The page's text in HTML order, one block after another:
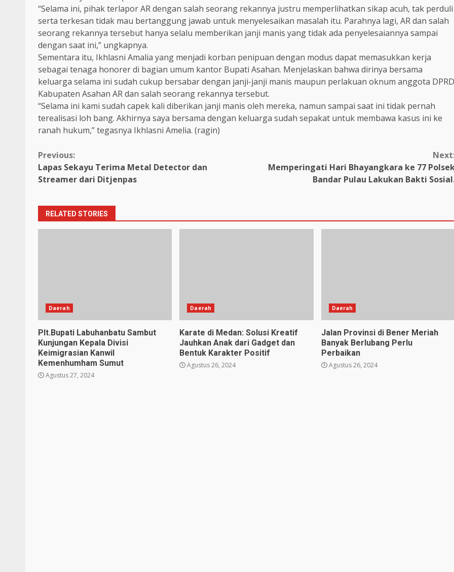
“Selama ini, pihak terlapor AR dengan salah seorang rekannya justru memperlihatkan sikap acuh, tak perduli
serta terkesan tidak mau bertanggung jawab untuk menyelesaikan masalah itu. Parahnya lagi, AR dan salah
seorang rekannya tersebut hanya selalu memberikan janji manis yang tidak ada penyelesaiannya sampai
dengan saat ini,” ungkapnya.
Sementara itu, Ikhlasni Amalia yang menjadi korban penipuan dengan modus dapat memasukkan kerja
sebagai tenaga honorer di bagian umum kantor Bupati Asahan. Menjelaskan bahwa dirinya bersama
keluarga selama ini sudah cukup bersabar dengan janji-janji manis maupun perlakuan oknum anggota DPRD
Kabupaten Asahan AR dan salah seorang rekannya tersebut.
“Selama ini kami sudah capek kali diberikan janji manis oleh mereka, namun sampai saat ini tidak pernah
terealisasi loh bang. Akhirnya saya bersama dengan keluarga sudah sepakat untuk membawa kasus ini ke
ranah hukum,” tegasnya Ikhlasni Amelia. (ragin)
Continue
Reading
Previous:
Lapas Sekayu Terima Metal Detector dan
Streamer dari Ditjenpas
Memperingati Hari Bhayangkara ke 77
Bandar Pulau Lakukan Bakti
RELATED STORIES
Daerah
Plt.Bupati Labuhanbatu Sambut
Kunjungan Kepala Divisi
Keimigrasian Kanwil
Kemenhumham Sumut
Agustus 27, 2024
Daerah
Karate di Medan: Solusi Kreatif
Jauhkan Anak dari Gadget dan
Bentuk Karakter Positif
Agustus 26, 2024
Daerah
Jalan Provinsi di Bener Meriah
Banyak Berlubang Perlu
Perbaikan
Agustus 26, 2024